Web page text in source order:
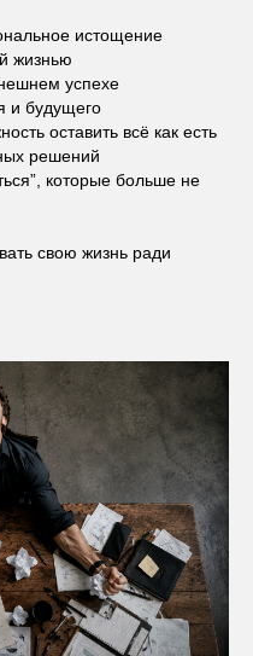
истощение
жизнью
успехе
и будущего
оставить всё как есть
решений
которые больше не
свою жизнь ради